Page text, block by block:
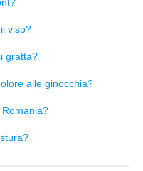
viso?
gratta?
alle ginocchia?